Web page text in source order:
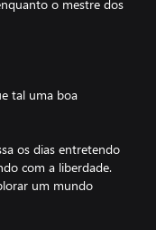
o mestre dos
tal uma boa
os dias entretendo
com a liberdade.
um mundo